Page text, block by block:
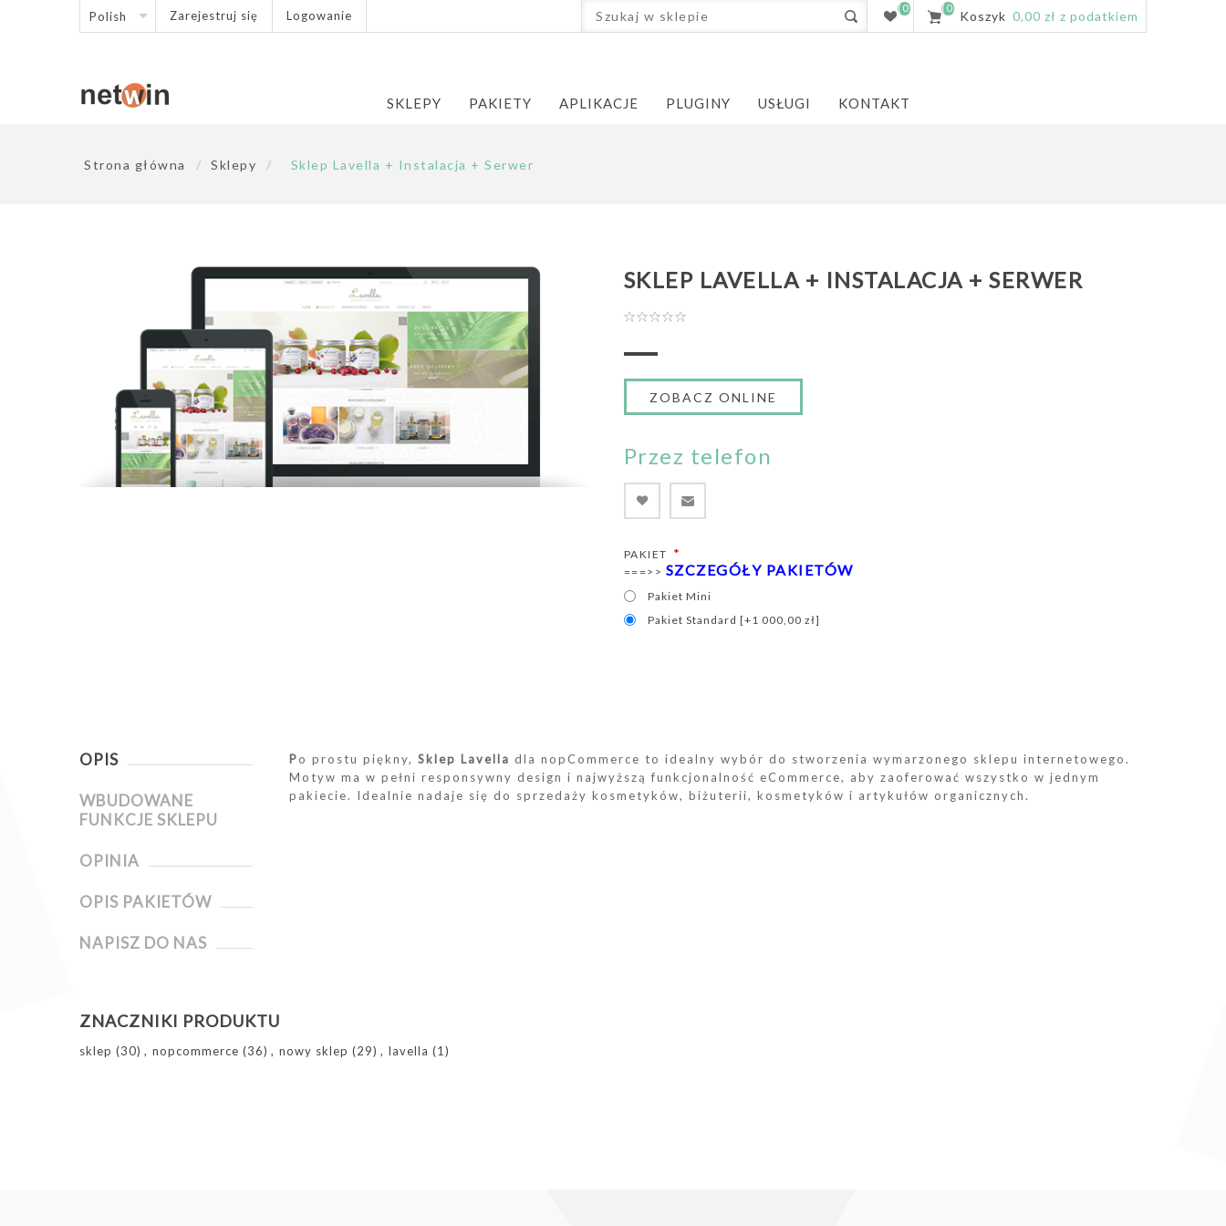
Zarejestruj się Logowanie
(0) (0)
Koszyk 0,00 zł z podatkiem
SKLEPY PAKIETY APLIKACJE PLUGINY USŁUGI KONTAKT
Strona główna / Sklepy / Sklep Lavella + Instalacja + Serwer
SKLEP LAVELLA + INSTALACJA + SERWER
Przez telefon
PAKIET *
===>> SZCZEGÓŁY PAKIETÓW
Pakiet Mini
Pakiet Standard [+1 000,00 zł]
OPIS
WBUDOWANE
FUNKCJE SKLEPU
OPINIA
OPIS PAKIETÓW
NAPISZ DO NAS
Po prostu piękny, Sklep Lavella dla nopCommerce to idealny wybór do stworzenia wymarzonego sklepu internetowego.
Motyw ma w pełni responsywny design i najwyższą funkcjonalność eCommerce, aby zaoferować wszystko w jednym
pakiecie. Idealnie nadaje się do sprzedaży kosmetyków, biżuterii, kosmetyków i artykułów organicznych.
ZNACZNIKI PRODUKTU
sklep (30) , nopcommerce (36) , nowy sklep (29) , lavella (1)